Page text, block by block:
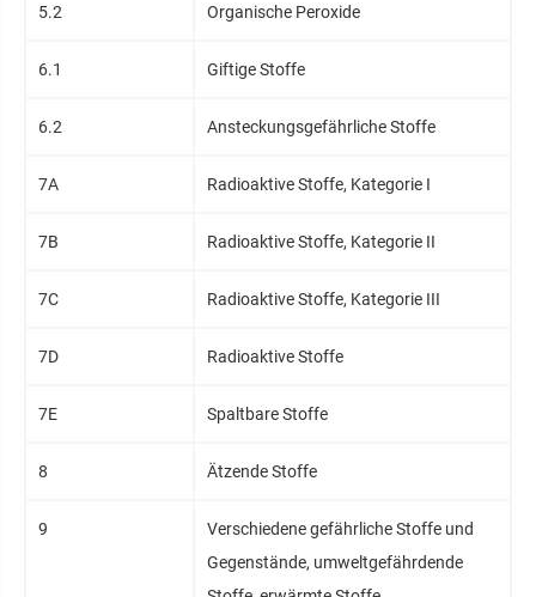
5.2 Organische Peroxide
6.1 Giftige Stoffe
6.2 Ansteckungsgefährliche Stoffe
7A Radioaktive Stoffe, Kategorie I
7B Radioaktive Stoffe, Kategorie II
7C Radioaktive Stoffe, Kategorie III
7D Radioaktive Stoffe
7E Spaltbare Stoffe
8 Ätzende Stoffe
9
Verschiedene gefährliche Stoffe und
Gegenstände, umweltgefährdende